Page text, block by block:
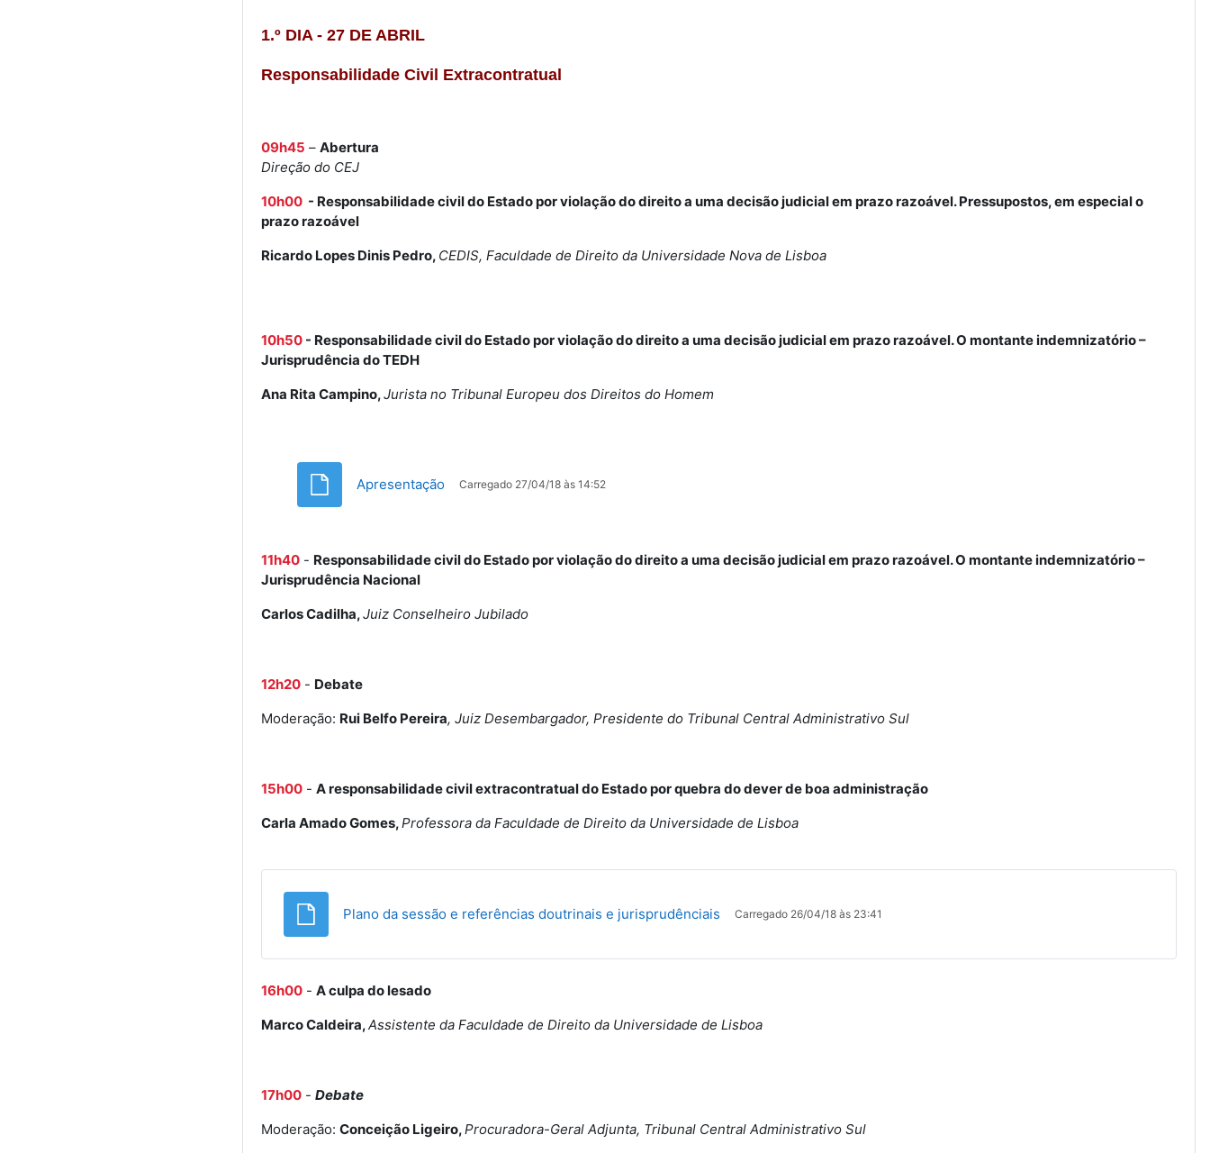
1.º DIA - 27 DE ABRIL
Responsabilidade Civil Extracontratual
09h45 – Abertura
Direção do CEJ
10h00- Responsabilidade civil do Estado por violação do direito a uma decisão judicial em prazo razoável. Pressupostos, em especial o
prazo razoável
Ricardo Lopes Dinis Pedro, CEDIS, Faculdade de Direito da Universidade Nova de Lisboa
10h50- Responsabilidade civil do Estado por violação do direito a uma decisão judicial em prazo razoável. O montante indemnizatório –
Jurisprudência do TEDH
Ana Rita Campino,Jurista noTribunal Europeu dos Direitos do Homem
ApresentaçãoFicheiro
Carregado 27/04/18 às 14:52
11h40- Responsabilidade civil do Estado por violação do direito a uma decisão judicial em prazo razoável. O montante indemnizatório –
Jurisprudência Nacional
Carlos Cadilha,Juiz Conselheiro Jubilado
12h20- Debate
Moderação: Rui Belfo Pereira, Juiz Desembargador, Presidente do Tribunal Central Administrativo Sul
15h00- A responsabilidade civil extracontratual do Estado por quebra do dever de boa administração
Carla Amado Gomes,Professora da Faculdade de Direito da Universidade de Lisboa
Plano da sessão e referências doutrinais e jurisprudênciaisFicheiro
Carregado 26/04/18 às 23:41
16h00- A culpa do lesado
Marco Caldeira,Assistente da Faculdade de Direito da Universidade de Lisboa
17h00- Debate
Moderação: Conceição Ligeiro,Procuradora-Geral Adjunta, Tribunal Central Administrativo Sul